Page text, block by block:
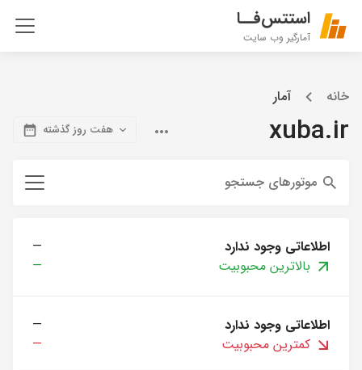
استتس‌فــا
آمارگیر وب سایت
خانه آمار
xuba.ir هفت روز گذشته
موتورهای جستجو
اطلاعاتی وجود ندارد
—
بالاترین محبوبیت
—
اطلاعاتی وجود ندارد
—
کمترین محبوبیت
—